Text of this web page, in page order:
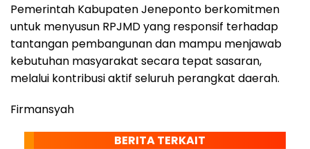
Pemerintah Kabupaten Jeneponto berkomitmen
untuk menyusun RPJMD yang responsif terhadap
tantangan pembangunan dan mampu menjawab
kebutuhan masyarakat secara tepat sasaran,
melalui kontribusi aktif seluruh perangkat daerah.
Firmansyah
BERITA TERKAIT